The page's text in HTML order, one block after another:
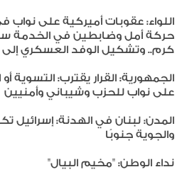
اللواء: عقوبات أميركية على نواب
حركة أمل وضابطين في الخدمة
كرم.. وتشكيل الوفد العسكري إلى
الجمهورية: القرار يقترب: التسوية
على نواب للحزب وشيباني وأمنيين
المدن: لبنان في الهدنة: إسرائيل
والجوية جنوبًا
نداء الوطن: "مخيم البيال"